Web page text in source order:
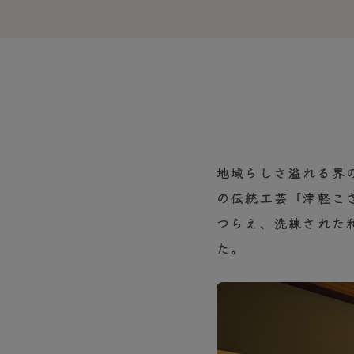
地域らしさ溢れる界
の伝統工芸「津軽こ
つらえ、洗練された
た。